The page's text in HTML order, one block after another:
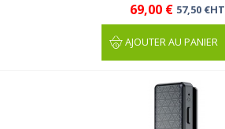
69,00 € 57,50 €HT
AJOUTER AU PANIER